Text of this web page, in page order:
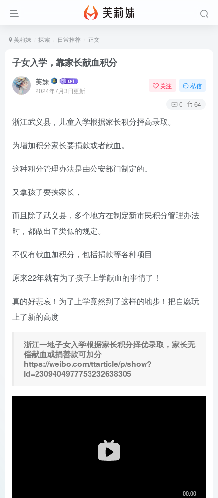
芙莉妹 探索 日常推荐 正文
子女入学，靠家长献血积分
芙妹
2024年7月3日更新
关注 私信
0 64
浙江武义县，儿童入学根据家长积分择高录取。
为增加积分家长要捐款或者献血。
这种积分管理办法是由公安部门制定的。
又拿孩子要挟家长，
而且除了武义县，多个地方在制定新市民积分管理办法
时，都做出了类似的规定。
不仅有献血加积分，包括捐款等各种项目
原来22年就有为了孩子上学献血的事情了！
真的好悲哀！为了上学竟然到了这样的地步！把自愿玩
上了新的高度
浙江一地子女入学根据家长积分择优录取，家长无
偿献血或捐善款可加分
https://weibo.com/ttarticle/p/show?
id=2309404977753232638305